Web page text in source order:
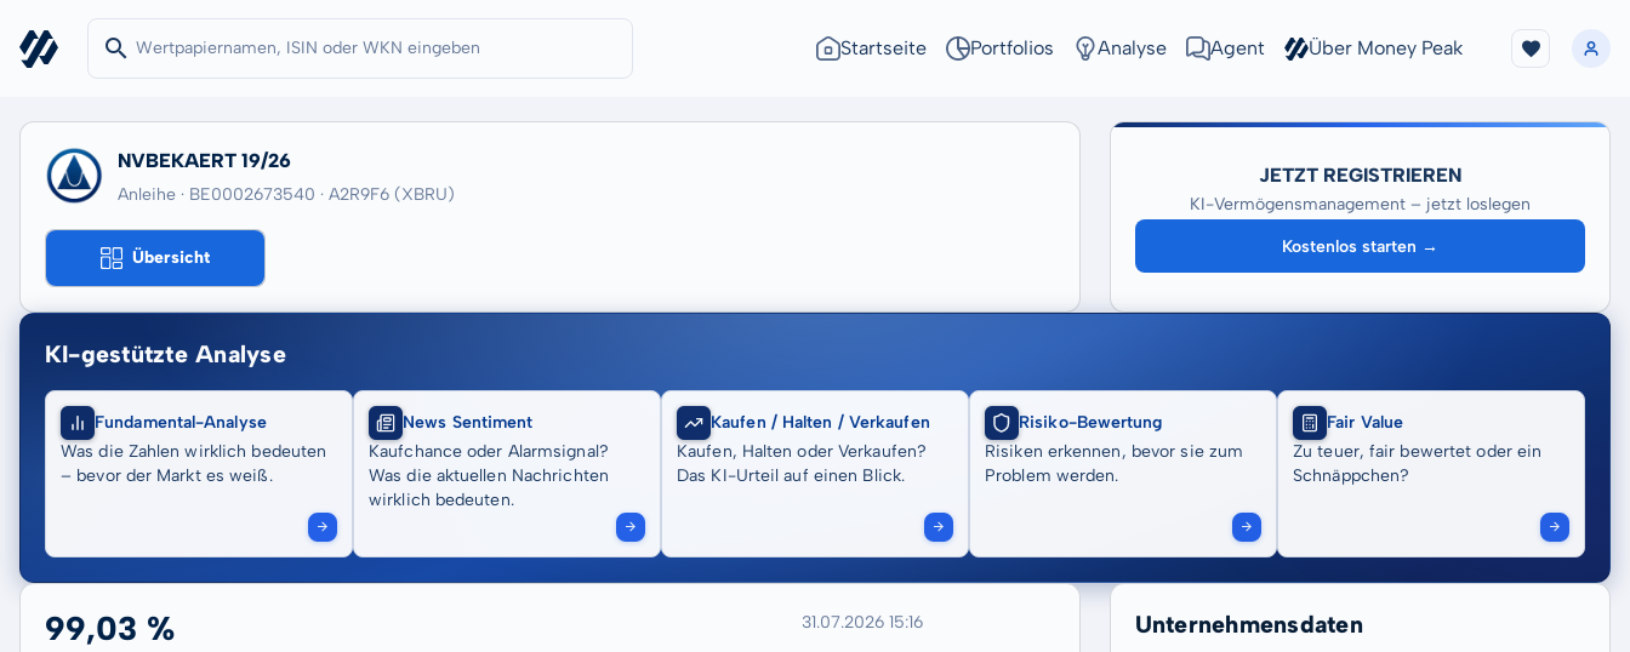
Startseite Portfolios Analyse Agent Über Money Peak
NVBEKAERT 19/26
Anleihe · BE0002673540 · A2R9F6 (XBRU)
Übersicht
JETZT REGISTRIEREN
KI-Vermögensmanagement – jetzt loslegen
Kostenlos starten →
KI-gestützte Analyse
Fundamental-Analyse
Was die Zahlen wirklich bedeuten
– bevor der Markt es weiß.
News Sentiment
Kaufchance oder Alarmsignal?
Was die aktuellen Nachrichten
wirklich bedeuten.
Kaufen / Halten / Verkaufen
Kaufen, Halten oder Verkaufen?
Das KI-Urteil auf einen Blick.
Risiko-Bewertung
Risiken erkennen, bevor sie zum
Problem werden.
Fair Value
Zu teuer, fair bewertet oder ein
Schnäppchen?
99,03 % 31.07.2026 15:16 Unternehmensdaten